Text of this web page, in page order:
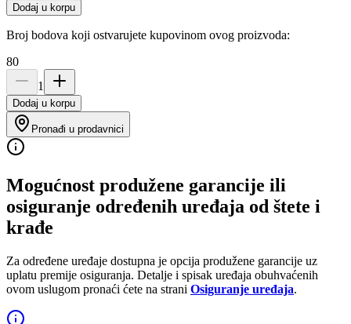
Dodaj u korpu
Broj bodova koji ostvarujete kupovinom ovog proizvoda:
80
1
Dodaj u korpu
Pronađi u prodavnici
Mogućnost produžene garancije ili
osiguranje određenih uređaja od štete i
krađe
Za određene uređaje dostupna je opcija produžene garancije uz
uplatu premije osiguranja. Detalje i spisak uređaja obuhvaćenih
ovom uslugom pronaći ćete na strani Osiguranje uređaja.